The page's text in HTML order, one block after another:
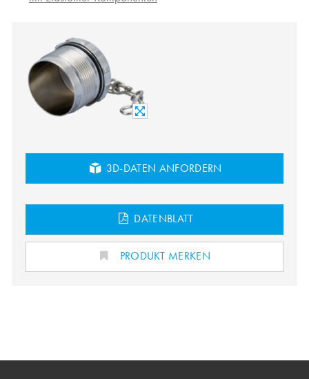
3D-DATEN ANFORDERN
DATENBLATT
PRODUKT MERKEN